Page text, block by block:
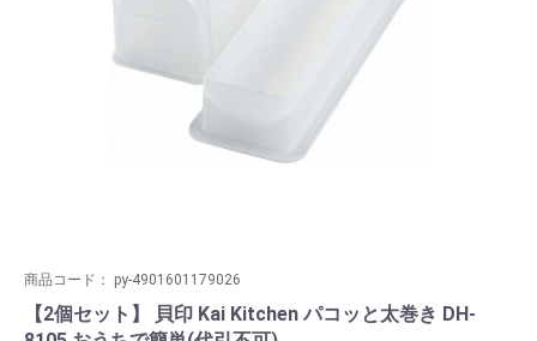
商品コード： py-4901601179026
【2個セット】 貝印 Kai Kitchen パコッと太巻き DH-